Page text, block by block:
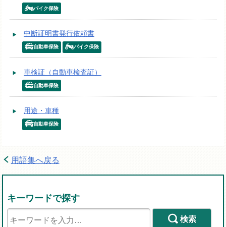
バイク保険
中断証明書発行依頼書
自動車保険 バイク保険
車検証（自動車検査証）
自動車保険
用途・車種
自動車保険
用語集へ戻る
キーワードで探す
検索